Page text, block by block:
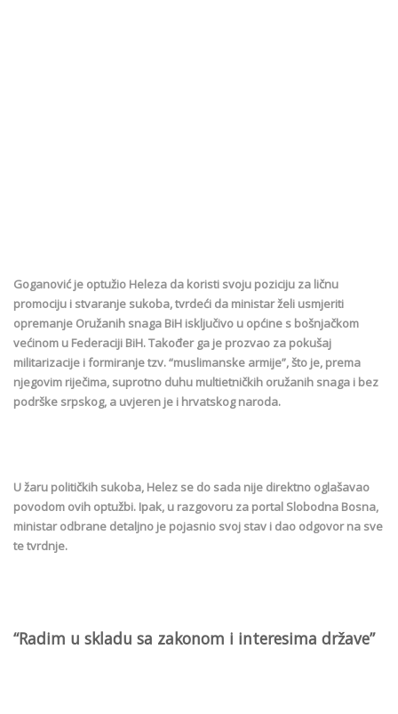
Goganović je optužio Heleza da koristi svoju poziciju za ličnu
promociju i stvaranje sukoba, tvrdeći da ministar želi usmjeriti
opremanje Oružanih snaga BiH isključivo u općine s bošnjačkom
većinom u Federaciji BiH. Također ga je prozvao za pokušaj
militarizacije i formiranje tzv. “muslimanske armije”, što je, prema
njegovim riječima, suprotno duhu multietničkih oružanih snaga i bez
podrške srpskog, a uvjeren je i hrvatskog naroda.
U žaru političkih sukoba, Helez se do sada nije direktno oglašavao
povodom ovih optužbi. Ipak, u razgovoru za portal Slobodna Bosna,
ministar odbrane detaljno je pojasnio svoj stav i dao odgovor na sve
te tvrdnje.
“Radim u skladu sa zakonom i interesima države”